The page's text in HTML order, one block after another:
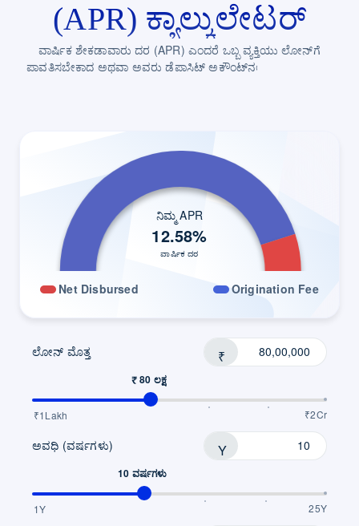
(APR) ಕ್ಯಾಲ್ಕುಲೇಟರ್
ವಾರ್ಷಿಕ ಶೇಕಡಾವಾರು ದರ (APR) ಎಂದರೆ ಒಬ್ಬ ವ್ಯಕ್ತಿಯು ಲೋನ್‌ಗೆ
ಪಾವತಿಸಬೇಕಾದ ಅಥವಾ ಅವರು ಡೆಪಾಸಿಟ್ ಅಕೌಂಟ್‌ನಲ್ಲಿ ಪಡೆಯಬೇಕಾದ
ನಿಮ್ಮ APR
12.58%
ವಾರ್ಷಿಕ ದರ
Net Disbursed Origination Fee
ಲೋನ್ ಮೊತ್ತ ₹
₹ 80 ಲಕ್ಷ
₹1Lakh ₹2Cr
ಅವಧಿ (ವರ್ಷಗಳು) Y
10 ವರ್ಷಗಳು
1Y 25Y